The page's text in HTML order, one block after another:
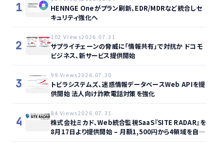
1
HENNGE Oneがプラン刷新、EDR/MDRなど統合しセ
キュリティ強化へ
2
102 Views2026.07.31
サプライチェーンの脅威に「情報共有」で対抗か ドコモ
ビジネス、新サービス提供開始
3
99 Views2026.07.30
トビラシステムズ、迷惑情報データベースWeb APIを提
供開始 法人向け詐欺電話対策を強化
4
84 Views2026.07.31
株式会社ミカド、Web統合監視SaaS『SITE RADAR』を
8月17日より提供開始 – 月額1,500円から4領域を自動
監視、動的サイト…